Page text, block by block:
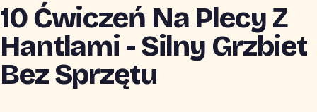
10 Ćwiczeń Na Plecy Z
Hantlami - Silny Grzbiet
Bez Sprzętu